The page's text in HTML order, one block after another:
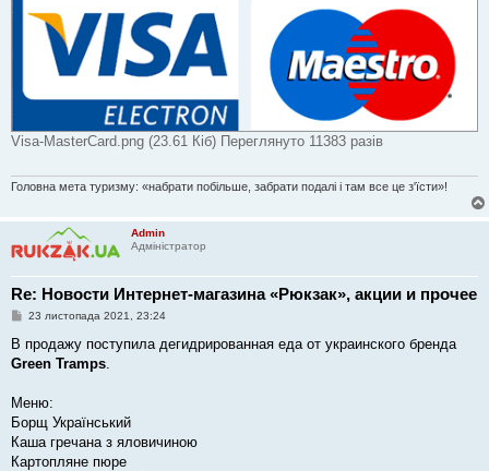
Visa-MasterCard.png (23.61 Кіб) Переглянуто 11383 разів
Головна мета туризму: «набрати побільше, забрати подалі і там все це з'їсти»!
Admin
Адміністратор
Re: Новости Интернет-магазина «Рюкзак», акции и прочее
П
в
д
л
е
н
н
я
23 листопада 2021, 23:24
В продажу поступила дегидрированная еда от украинского бренда
Green Tramps
Меню:
Борщ Український
Каша гречана з яловичиною
Картопляне пюре